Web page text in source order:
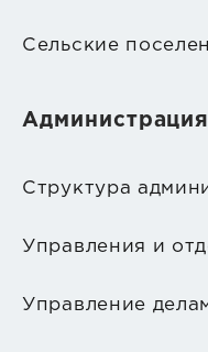
Сельские
Администрация
Структура
Управления и
Управление